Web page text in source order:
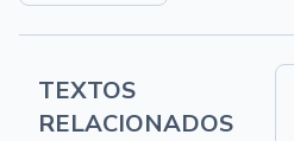
TEXTOS
RELACIONADOS